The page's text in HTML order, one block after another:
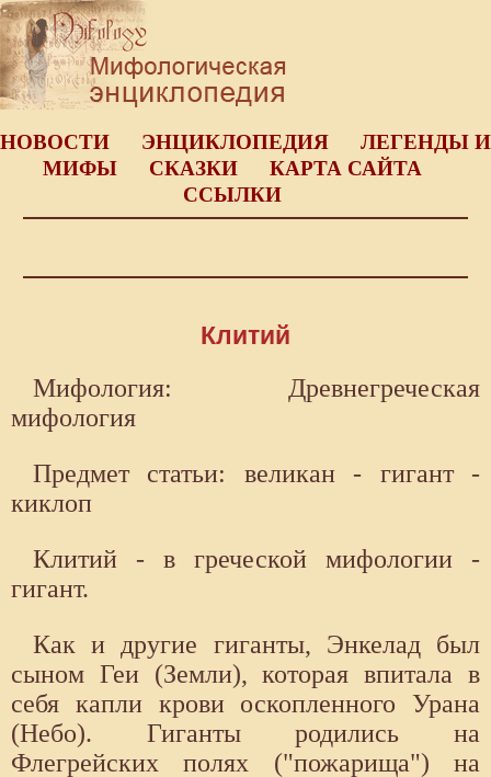
НОВОСТИ ЭНЦИКЛОПЕДИЯ
ЛЕГЕНДЫ И
МИФЫ
СКАЗКИ
КАРТА САЙТА
ССЫЛКИ
Клитий
Мифология: Древнегреческая
мифология
Предмет статьи: великан - гигант -
киклоп
Клитий - в греческой мифологии -
гигант.
Как и другие гиганты, Энкелад был
сыном Геи (Земли), которая впитала в
себя капли крови оскопленного Урана
(Небо). Гиганты родились на
Флегрейских полях ("пожарища") на